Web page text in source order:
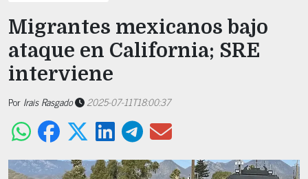
Migrantes mexicanos bajo
ataque en California; SRE
interviene
Por Irais Rasgado 2025-07-11T18:00:37